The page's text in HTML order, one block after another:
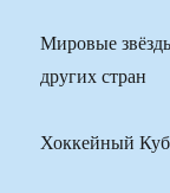
Мировые
других стран
Хоккейный